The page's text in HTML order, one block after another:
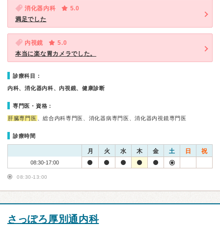
消化器内科
5.0
満足でした
内視鏡
5.0
本当に楽な胃カメラでした。
診療科目：
内科、消化器内科、内視鏡、健康診断
専門医・資格：
肝臓専門医 、総合内科専門医、消化器病専門医、消化器内視鏡専門医
診療時間
月 火 水 木 金 土 日 祝
08:30-17:00
08:30-13:00
さっぽろ厚別通内科